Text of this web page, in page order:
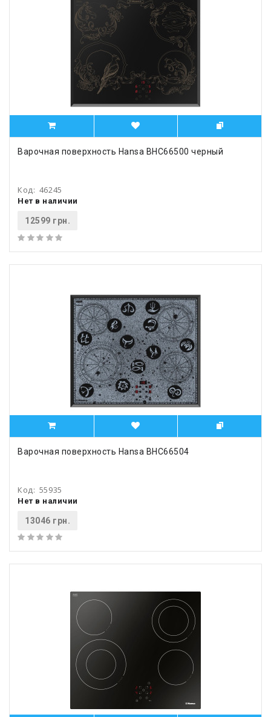
Варочная поверхность Hansa BHC66500 черный
Код: 46245
Нет в наличии
12599 грн.
Варочная поверхность Hansa BHC66504
Код: 55935
Нет в наличии
13046 грн.